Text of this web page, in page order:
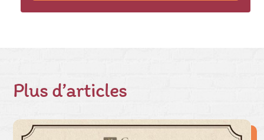
Plus d’articles